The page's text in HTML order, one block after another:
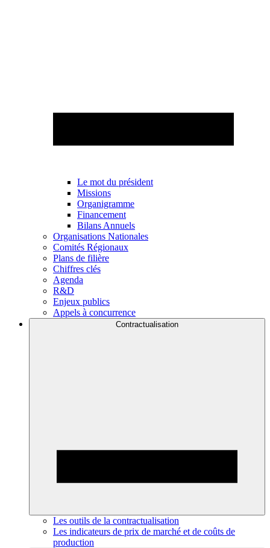
Le mot du président
Missions
Organigramme
Financement
Bilans Annuels
Organisations Nationales
Comités Régionaux
Plans de filière
Chiffres clés
Agenda
R&D
Enjeux publics
Appels à concurrence
Contractualisation
Les outils de la contractualisation
Les indicateurs de prix de marché et de coûts de
production